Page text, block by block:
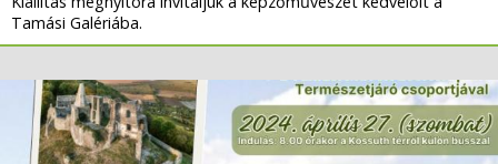
Tamási Galériába.